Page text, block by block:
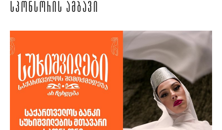
ᲡᲞᲝᲜᲡᲝᲠᲘᲡ ᲐᲛᲑᲐᲕᲘ